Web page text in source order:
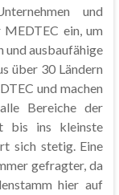
und
ein, um
und ausbaufähige
über 30 Ländern
und machen
Bereiche der
bis ins kleinste
sich stetig. Eine
gefragter, da
hier auf